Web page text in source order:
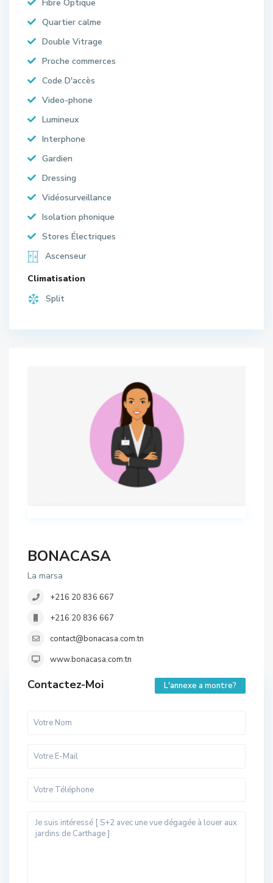
Fibre Optique
Quartier calme
Double Vitrage
Proche commerces
Code D'accès
Video-phone
Lumineux
Interphone
Gardien
Dressing
Vidéosurveillance
Isolation phonique
Stores Électriques
Ascenseur
Climatisation
Split
BONACASA
La marsa
+216 20 836 667
+216 20 836 667
contact@bonacasa.com.tn
www.bonacasa.com.tn
Contactez-Moi L'annexe a montre?